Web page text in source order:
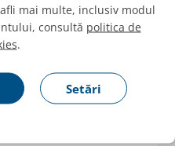
Ofertă
mai multe, inclusiv modul
consultă politica de
.
Setări